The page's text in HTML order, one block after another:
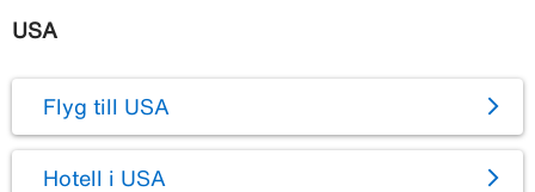
USA
Flyg till USA
Hotell i USA